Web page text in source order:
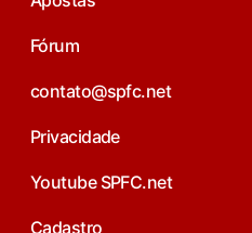
Fórum
contato@spfc.net
Privacidade
Youtube SPFC.net
Cadastro